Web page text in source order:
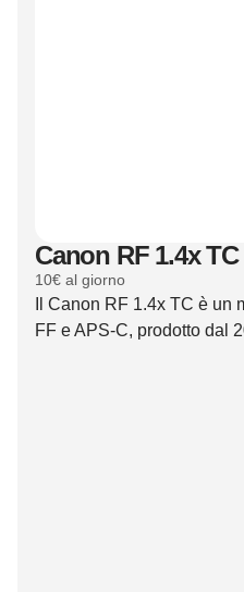
Canon RF 1.4x TC
10€ al giorno
Il Canon RF 1.4x TC è un
FF e APS-C, prodotto dal